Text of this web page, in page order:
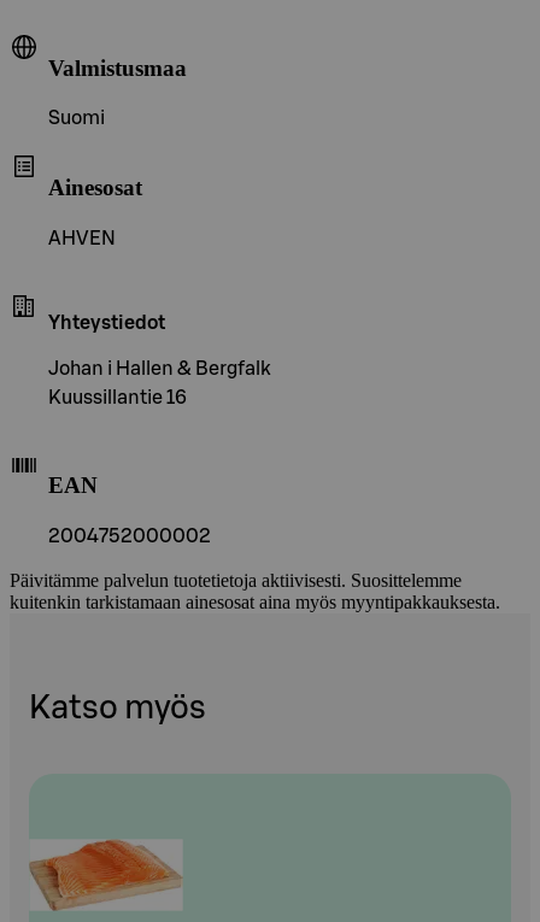
Valmistusmaa
Suomi
Ainesosat
AHVEN
Yhteystiedot
Johan i Hallen & Bergfalk
Kuussillantie 16
EAN
2004752000002
Päivitämme palvelun tuotetietoja aktiivisesti. Suosittelemme
kuitenkin tarkistamaan ainesosat aina myös myyntipakkauksesta.
Katso myös